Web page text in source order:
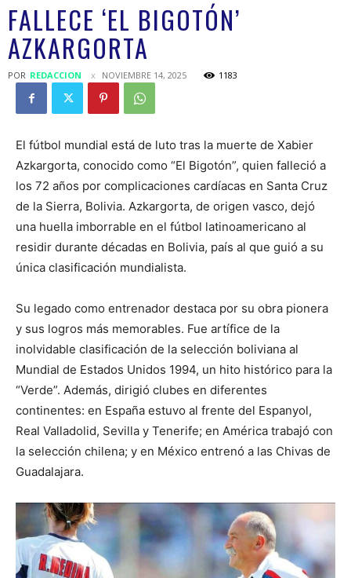
FALLECE ‘EL BIGOTÓN’
AZKARGORTA
POR REDACCION NOVIEMBRE 14, 2025 1183
El fútbol mundial está de luto tras la muerte de Xabier
Azkargorta, conocido como “El Bigotón”, quien falleció a
los 72 años por complicaciones cardíacas en Santa Cruz
de la Sierra, Bolivia. Azkargorta, de origen vasco, dejó
una huella imborrable en el fútbol latinoamericano al
residir durante décadas en Bolivia, país al que guió a su
única clasificación mundialista.
Su legado como entrenador destaca por su obra pionera
y sus logros más memorables. Fue artífice de la
inolvidable clasificación de la selección boliviana al
Mundial de Estados Unidos 1994, un hito histórico para la
“Verde”. Además, dirigió clubes en diferentes
continentes: en España estuvo al frente del Espanyol,
Real Valladolid, Sevilla y Tenerife; en América trabajó con
la selección chilena; y en México entrenó a las Chivas de
Guadalajara.